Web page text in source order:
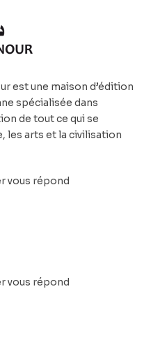
est une maison d’édition
spécialisée dans
de tout ce qui se
les arts et la civilisation
vous répond
vous répond